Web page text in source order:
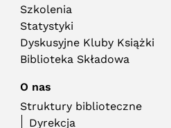
Szkolenia
Statystyki
Dyskusyjne Kluby Książki
Biblioteka Składowa
O nas
Struktury biblioteczne
Dyrekcja